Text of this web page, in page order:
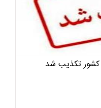
کشور تکذیب شد